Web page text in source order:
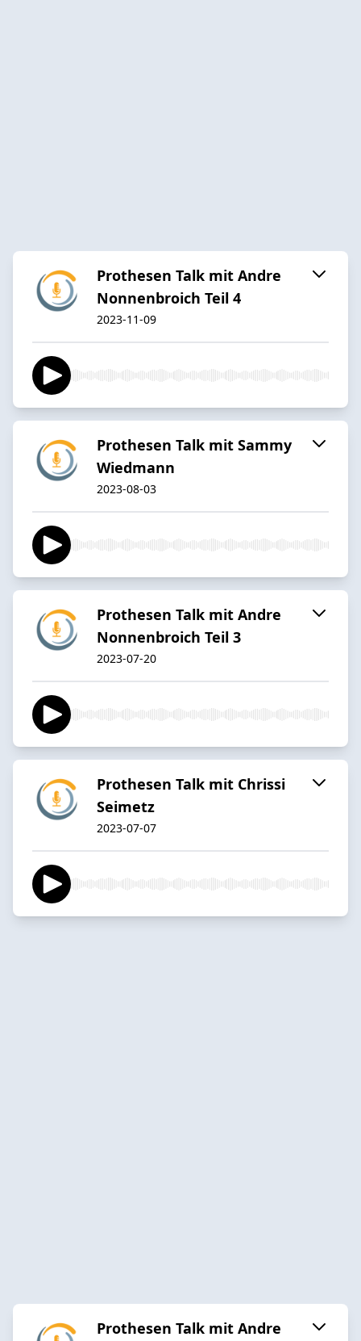
Prothesen Talk mit Andre
Nonnenbroich Teil 4
2023-11-09
Prothesen Talk mit Sammy
Wiedmann
2023-08-03
Prothesen Talk mit Andre
Nonnenbroich Teil 3
2023-07-20
Prothesen Talk mit Chrissi
Seimetz
2023-07-07
Prothesen Talk mit Andre